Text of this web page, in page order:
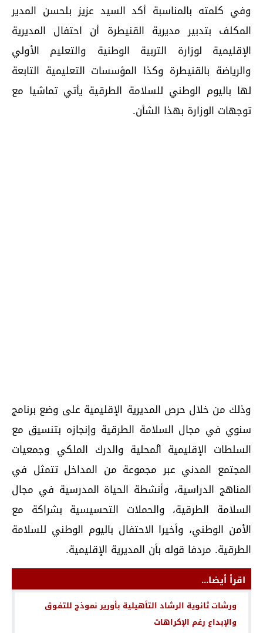
وفي كلمته بالمناسبة أكد السيد عزيز بلحسن المدير
المكلف بتدبير مديرية القنيطرة أن احتفال المديرية
الإقليمية لوزارة التربية الوطنية والتعليم الأولي
والرياضة بالقنيطرة وكذا المؤسسات التعليمية التابعة
لها باليوم الوطني للسلامة الطرقية يأتي تماشيا مع
توجهات الوزارة بهذا الشأن.
وذلك من خلال حرص المديرية الإقليمية على وضع برنامج
سنوي في مجال السلامة الطرقية وإنجازه بتنسيق مع
السلطات الإقليمية ̊المحلية والدرك الملكي وجمعيات
المجتمع المدني عبر مجموعة من المداخل تتمثل في
المناهج الدراسية، وأنشطة الحياة المدرسية في مجال
السلامة الطرقية، والحملات التحسيسية بشراكة مع
الأمن الوطني، وأخيرا الاحتفال باليوم الوطني للسلامة
الطرقية. مردفا قوله بأن المديرية الإقليمية.
اقرأ أيضا...
ورشات ثانوية الرشاد التأهيلية بأورير نموذج للتفوق
والإبداع رغم الإكراهات